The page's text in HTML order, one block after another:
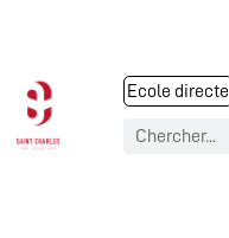
Ecole directe